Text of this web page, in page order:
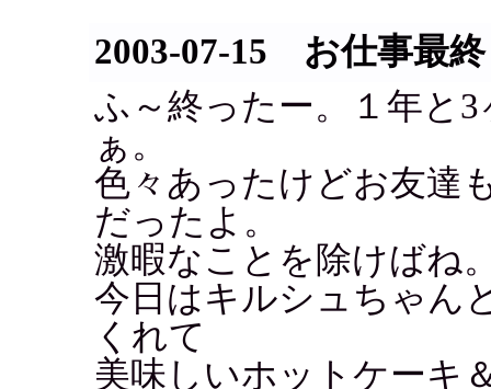
2003-07-15 お仕事最
ふ～終ったー。１年と
ぁ。
色々あったけどお友達
だったよ。
激暇なことを除けばね
今日はキルシュちゃん
くれて
美味しいホットケーキ